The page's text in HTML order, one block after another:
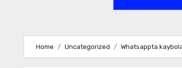
Home Uncategorized Whatsappta